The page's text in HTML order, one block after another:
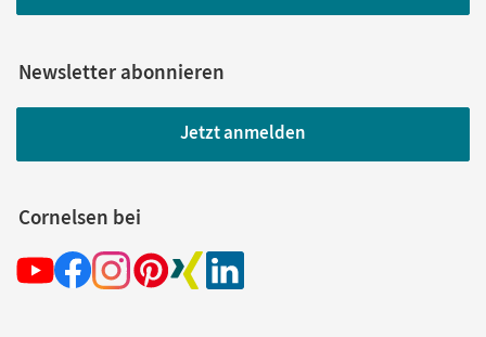
Newsletter abonnieren
Jetzt anmelden
Cornelsen bei